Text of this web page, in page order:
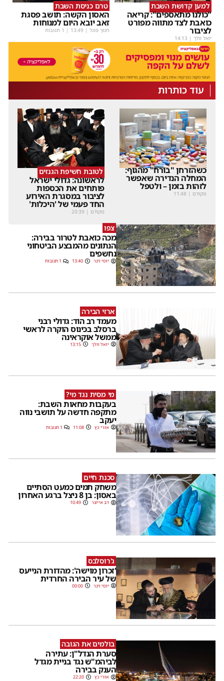
למען קדושת השבת
"כולנו מתאספים": קריאה
כואבת לצד מתווה מפורט
לציבור
יואל וולך |
14:13
טרם כניסת השבת
האסון הקשה: תושב פסגת
זאב יובא היום למנוחות
חנוך פוגל |
13:49 | 1 תגובות
עוד כותרות
כשהזרחן "בורח" מהגוף:
המחלה הנדירה שאפשר
לזהות בזמן – ולטפל
מקודם |
11:48
לטובת חשיפת הגנזים
לראשונה: גדולי ישראל
פותחים את הכספות
לציבור במסגרת האירוע
החד פעמי של 'היכלות'
מקודם |
20:39
צפו
מכה כואבת לטרור בבירה:
הנתונים מהמבצע הביטחוני
נחשפים
יוסי וינר 13:40 1 תגובות
ארזי הבירה
מעמד רב הוד: גדולי רבני
ברסלב בכינוס הוקרה לראשי
ממשל אוקראינה
יואל וולך 13:15
מי מסית נגד מי?
בעקבות מחאות השבת:
מתקפה חדשה על תושבי נווה
יעקב
אורי כץ 11:08 1 תגובות
סכנת חיים
משחק תמים כמעט הסתיים
באסון: בן 8 ניצל ברגע האחרון
דב אייזנר 10:49
ג'רוסלבס
'זכרון מוישה': מהדורת הנייעס
של עיר הבירה החרדית
יוסי וינר 00:00
בולמים את הגובה
סערת הנדל"ן: עתירה
לביהמ"ש נגד בניית מגדל
הענק בבירה
אורי כץ 22:20